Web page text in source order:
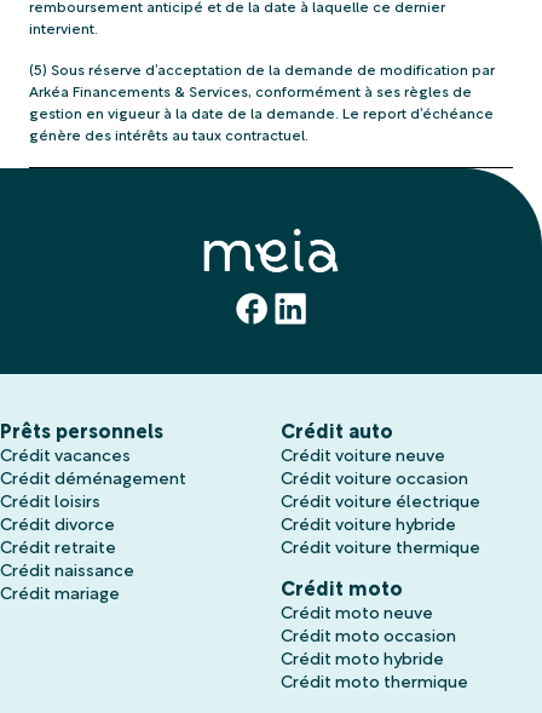
remboursement anticipé et de la date à laquelle ce dernier
intervient.
(5) Sous réserve d’acceptation de la demande de modification par
Arkéa Financements & Services, conformément à ses règles de
gestion en vigueur à la date de la demande. Le report d’échéance
génère des intérêts au taux contractuel.
Prêts personnels
Crédit vacances
Crédit déménagement
Crédit loisirs
Crédit divorce
Crédit retraite
Crédit naissance
Crédit mariage
Crédit auto
Crédit voiture neuve
Crédit voiture occasion
Crédit voiture électrique
Crédit voiture hybride
Crédit voiture thermique
Crédit moto
Crédit moto neuve
Crédit moto occasion
Crédit moto hybride
Crédit moto thermique